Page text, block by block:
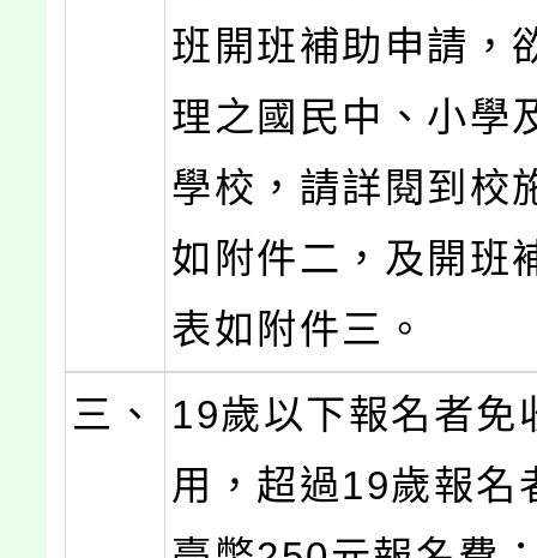
班開班補助申請，
理之國民中、小學
學校，請詳閱到校
如附件二，及開班
表如附件三。
三、
19歲以下報名者免
用，超過19歲報名